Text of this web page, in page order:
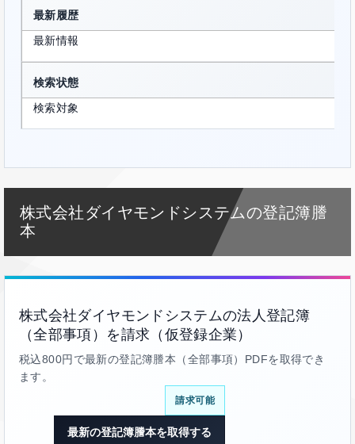
最新履歴
最新情報
検索状態
検索対象
株式会社ダイヤモンドシステムの登記簿謄
本
株式会社ダイヤモンドシステムの法人登記簿
（全部事項）を請求（仮登録企業）
税込800円で最新の登記簿謄本（全部事項）PDFを取得でき
ます。
請求可能
最新の登記簿謄本を取得する